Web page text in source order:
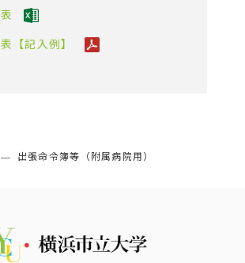
【記入例】
出張命令簿等（附属病院用）